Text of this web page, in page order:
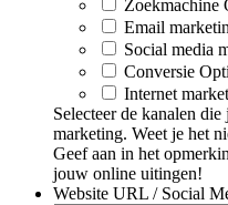
Zoekmachine
Email
Social media
Conversie
Internet
Selecteer de kanalen
marketing. Weet je het
Geef aan in het
jouw online uitingen!
Website URL / Social